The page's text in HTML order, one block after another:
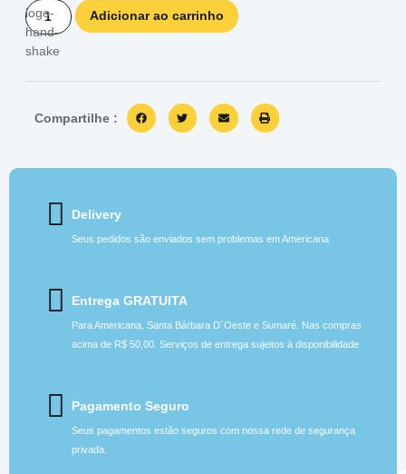
Adicionar ao carrinho
Compartilhe :
Delivery
Seus pedidos são enviados sem problemas em Americana
Entrega GRATUITA
Para Americana, Santa Bárbara D´Oeste e Sumaré. Nas compras
acima de R$ 50,00. Serviços de entrega sujeitos à disponibilidade
Pagamento Seguro
Seus pagamentos estão seguros com nossa rede de segurança
privada.